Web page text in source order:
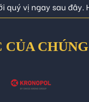
quý vị ngay sau đây.